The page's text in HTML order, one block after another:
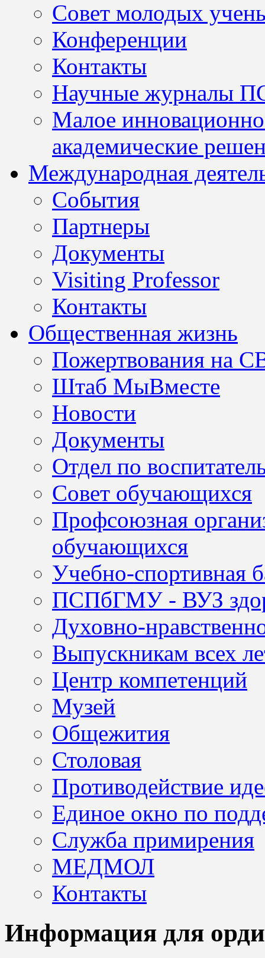
Совет молодых
Конференции
Контакты
Научные журналы
Малое
академические
Международная
События
Партнеры
Документы
Visiting Professor
Контакты
Общественная жизнь
Пожертвования на
Штаб МыВместе
Новости
Документы
Отдел по
Совет обучающихся
Профсоюзная
обучающихся
Учебно-спортивная
ПСПбГМУ - ВУЗ
Духовно-
Выпускникам всех
Центр компетенций
Музей
Общежития
Столовая
Противодействие
Единое окно по
Служба примирения
МЕДМОЛ
Контакты
Информация для